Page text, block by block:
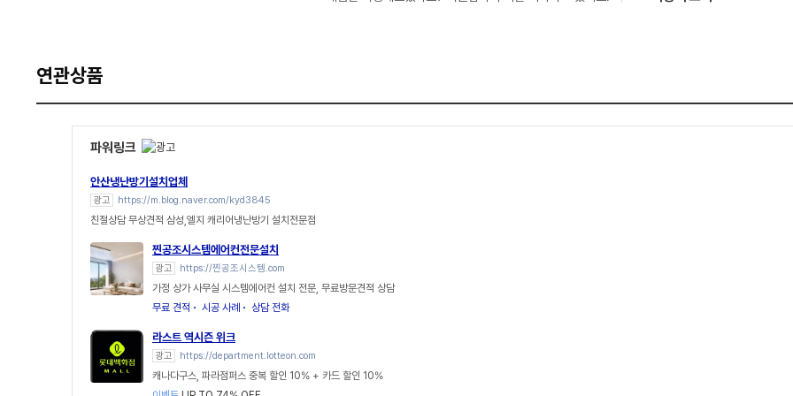
연관상품
파워링크
안산냉난방기설치업체
광고 https://m.blog.naver.com/kyd3845
친절상담 무상견적 삼성,엘지 캐리어냉난방기 설치전문점
찐공조시스템에어컨전문설치
광고 https://찐공조시스템.com
가정 상가 사무실 시스템에어컨 설치 전문, 무료방문견적 상담
무료 견적
시공 사례 상담 전화
라스트 역시즌 위크
광고 https://department.lotteon.com
캐나다구스, 파라점퍼스 중복 할인 10% + 카드 할인 10%